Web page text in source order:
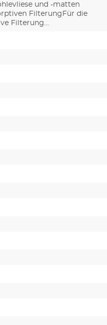
und -matten
FilterungFür die
Filterung…